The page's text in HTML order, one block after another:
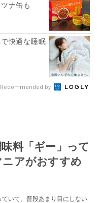
ナ缶も
で快適な睡眠
Recommended by
料「ギー」って
アがおすすめ
いて、普段あまり目にしない